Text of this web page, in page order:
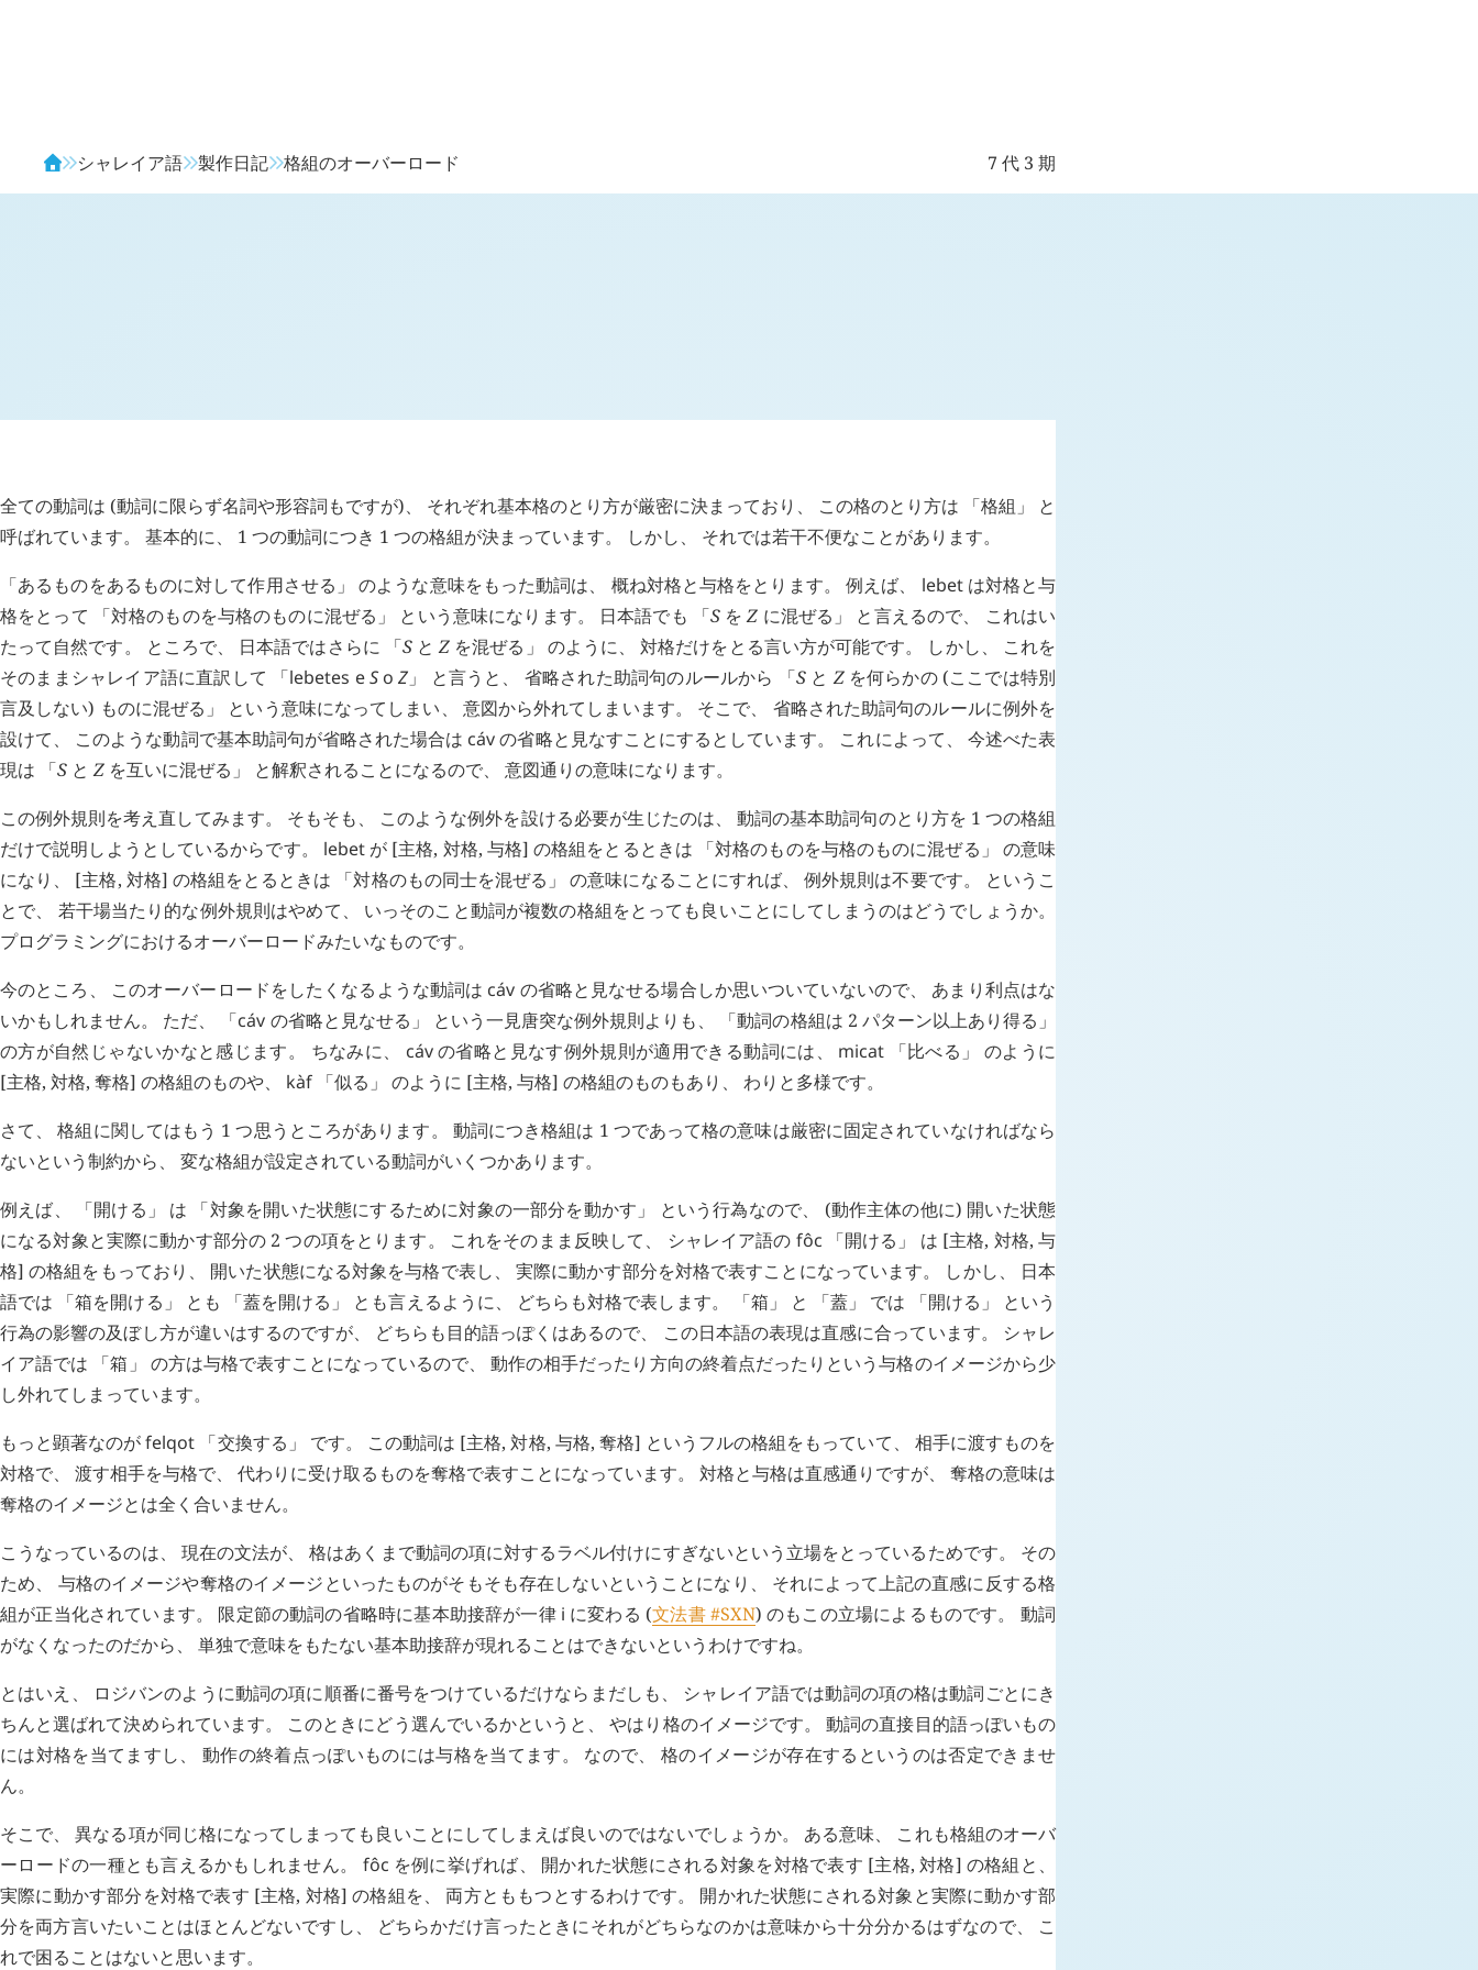
シャレイア語 製作日記 格組のオーバーロード 7 代 3 期
全ての動詞は (動詞に限らず名詞や形容詞もですが)、 それぞれ基本格のとり方が厳密に決まっており、 この格のとり方は 「格組」 と
呼ばれています。 基本的に、 1 つの動詞につき 1 つの格組が決まっています。 しかし、 それでは若干不便なことがあります。
「あるものをあるものに対して作用させる」 のような意味をもった動詞は、 概ね対格と与格をとります。 例えば、 lebetは対格と与
格をとって 「対格のものを与格のものに混ぜる」 という意味になります。 日本語でも 「S をZ に混ぜる」 と言えるので、 これはい
たって自然です。 ところで、 日本語ではさらに 「SとZ を混ぜる」 のように、 対格だけをとる言い方が可能です。 しかし、 これを
そのままシャレイア語に直訳して 「lebetes e S o Z 」 と言うと、 省略された助詞句のルールから 「SとZを何らかの (ここでは特別
言及しない) ものに混ぜる」 という意味になってしまい、 意図から外れてしまいます。 そこで、 省略された助詞句のルールに例外を
設けて、 このような動詞で基本助詞句が省略された場合は cávの省略と見なすことにするとしています。 これによって、 今述べた表
現は 「S とZ を互いに混ぜる」 と解釈されることになるので、 意図通りの意味になります。
この例外規則を考え直してみます。 そもそも、 このような例外を設ける必要が生じたのは、 動詞の基本助詞句のとり方を 1 つの格組
だけで説明しようとしているからです。 lebetが [主格, 対格, 与格] の格組をとるときは 「対格のものを与格のものに混ぜる」 の意味
になり、 [主格, 対格] の格組をとるときは 「対格のもの同士を混ぜる」 の意味になることにすれば、 例外規則は不要です。 というこ
とで、 若干場当たり的な例外規則はやめて、 いっそのこと動詞が複数の格組をとっても良いことにしてしまうのはどうでしょうか。
プログラミングにおけるオーバーロードみたいなものです。
今のところ、 このオーバーロードをしたくなるような動詞は cáv の省略と見なせる場合しか思いついていないので、 あまり利点はな
いかもしれません。 ただ、 「cáv の省略と見なせる」 という一見唐突な例外規則よりも、 「動詞の格組は 2 パターン以上あり得る」
の方が自然じゃないかなと感じます。 ちなみに、 cávの省略と見なす例外規則が適用できる動詞には、 micat 「比べる」 のように
[主格, 対格, 奪格] の格組のものや、 kàf 「似る」 のように [主格, 与格] の格組のものもあり、 わりと多様です。
さて、 格組に関してはもう 1 つ思うところがあります。 動詞につき格組は 1 つであって格の意味は厳密に固定されていなければなら
ないという制約から、 変な格組が設定されている動詞がいくつかあります。
例えば、 「開ける」 は 「対象を開いた状態にするために対象の一部分を動かす」 という行為なので、 (動作主体の他に) 開いた状態
になる対象と実際に動かす部分の 2 つの項をとります。 これをそのまま反映して、 シャレイア語の fôc 「開ける」 は [主格, 対格, 与
格] の格組をもっており、 開いた状態になる対象を与格で表し、 実際に動かす部分を対格で表すことになっています。 しかし、 日本
語では 「箱を開ける」 とも 「蓋を開ける」 とも言えるように、 どちらも対格で表します。 「箱」 と 「蓋」 では 「開ける」 という
行為の影響の及ぼし方が違いはするのですが、 どちらも目的語っぽくはあるので、 この日本語の表現は直感に合っています。 シャレ
イア語では 「箱」 の方は与格で表すことになっているので、 動作の相手だったり方向の終着点だったりという与格のイメージから少
し外れてしまっています。
もっと顕著なのがfelqot 「交換する」 です。 この動詞は [主格, 対格, 与格, 奪格] というフルの格組をもっていて、 相手に渡すものを
対格で、 渡す相手を与格で、 代わりに受け取るものを奪格で表すことになっています。 対格と与格は直感通りですが、 奪格の意味は
奪格のイメージとは全く合いません。
こうなっているのは、 現在の文法が、 格はあくまで動詞の項に対するラベル付けにすぎないという立場をとっているためです。 その
ため、 与格のイメージや奪格のイメージといったものがそもそも存在しないということになり、 それによって上記の直感に反する格
組が正当化されています。 限定節の動詞の省略時に基本助接辞が一律 i に変わる (文法書 #SXN) のもこの立場によるものです。 動詞
がなくなったのだから、 単独で意味をもたない基本助接辞が現れることはできないというわけですね。
とはいえ、 ロジバンのように動詞の項に順番に番号をつけているだけならまだしも、 シャレイア語では動詞の項の格は動詞ごとにき
ちんと選ばれて決められています。 このときにどう選んでいるかというと、 やはり格のイメージです。 動詞の直接目的語っぽいもの
には対格を当てますし、 動作の終着点っぽいものには与格を当てます。 なので、 格のイメージが存在するというのは否定できませ
ん。
そこで、 異なる項が同じ格になってしまっても良いことにしてしまえば良いのではないでしょうか。 ある意味、 これも格組のオーバ
ーロードの一種とも言えるかもしれません。 fôc を例に挙げれば、 開かれた状態にされる対象を対格で表す [主格, 対格] の格組と、
実際に動かす部分を対格で表す [主格, 対格] の格組を、 両方とももつとするわけです。 開かれた状態にされる対象と実際に動かす部
分を両方言いたいことはほとんどないですし、 どちらかだけ言ったときにそれがどちらなのかは意味から十分分かるはずなので、 こ
れで困ることはないと思います。